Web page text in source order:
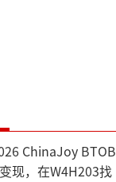
ChinaJoy BTOB
现，在W4H203找